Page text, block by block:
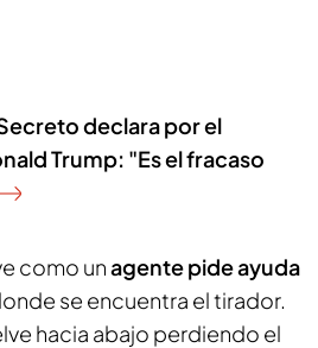
declara por el
Trump: "Es el fracaso
como unagente pide ayuda
se encuentra el tirador.
hacia abajo perdiendo el